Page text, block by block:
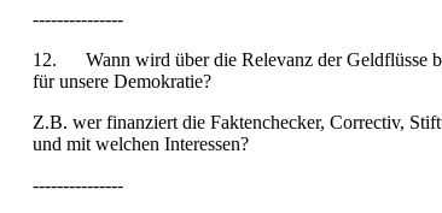
---------------
12. Wann wird über die Relevanz der Geldflüsse
für unsere Demokratie?
Z.B. wer finanziert die Faktenchecker, Correctiv,
und mit welchen Interessen?
---------------